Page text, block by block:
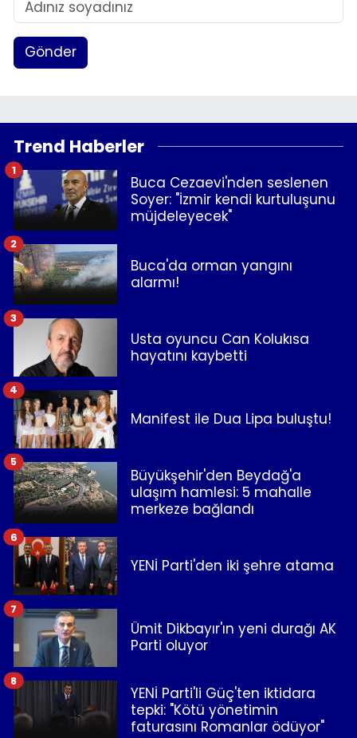
Gönder
Trend Haberler
Buca Cezaevi'nden seslenen
Soyer: "İzmir kendi kurtuluşunu
müjdeleyecek"
1
Buca'da orman yangını
alarmı!
2
Usta oyuncu Can Kolukısa
hayatını kaybetti
3
Manifest ile Dua Lipa buluştu!
4
Büyükşehir'den Beydağ'a
ulaşım hamlesi: 5 mahalle
merkeze bağlandı
5
YENİ Parti'den iki şehre atama
6
Ümit Dikbayır'ın yeni durağı AK
Parti oluyor
7
YENİ Parti'li Güç'ten iktidara
tepki: "Kötü yönetimin
faturasını Romanlar ödüyor"
8
YEREL YÖNETİMLER